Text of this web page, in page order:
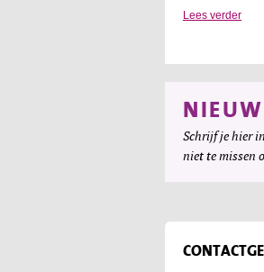
Lees verder
Schrijf je hier
niet te missen